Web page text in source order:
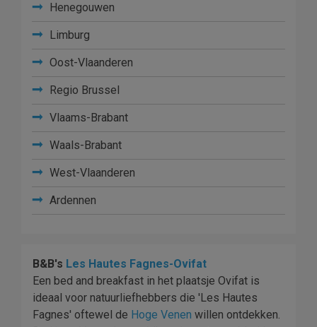
Henegouwen
Limburg
Oost-Vlaanderen
Regio Brussel
Vlaams-Brabant
Waals-Brabant
West-Vlaanderen
Ardennen
B&B's Les Hautes Fagnes-Ovifat
Een bed and breakfast in het plaatsje Ovifat is
ideaal voor natuurliefhebbers die 'Les Hautes
Fagnes' oftewel de Hoge Venen willen ontdekken.